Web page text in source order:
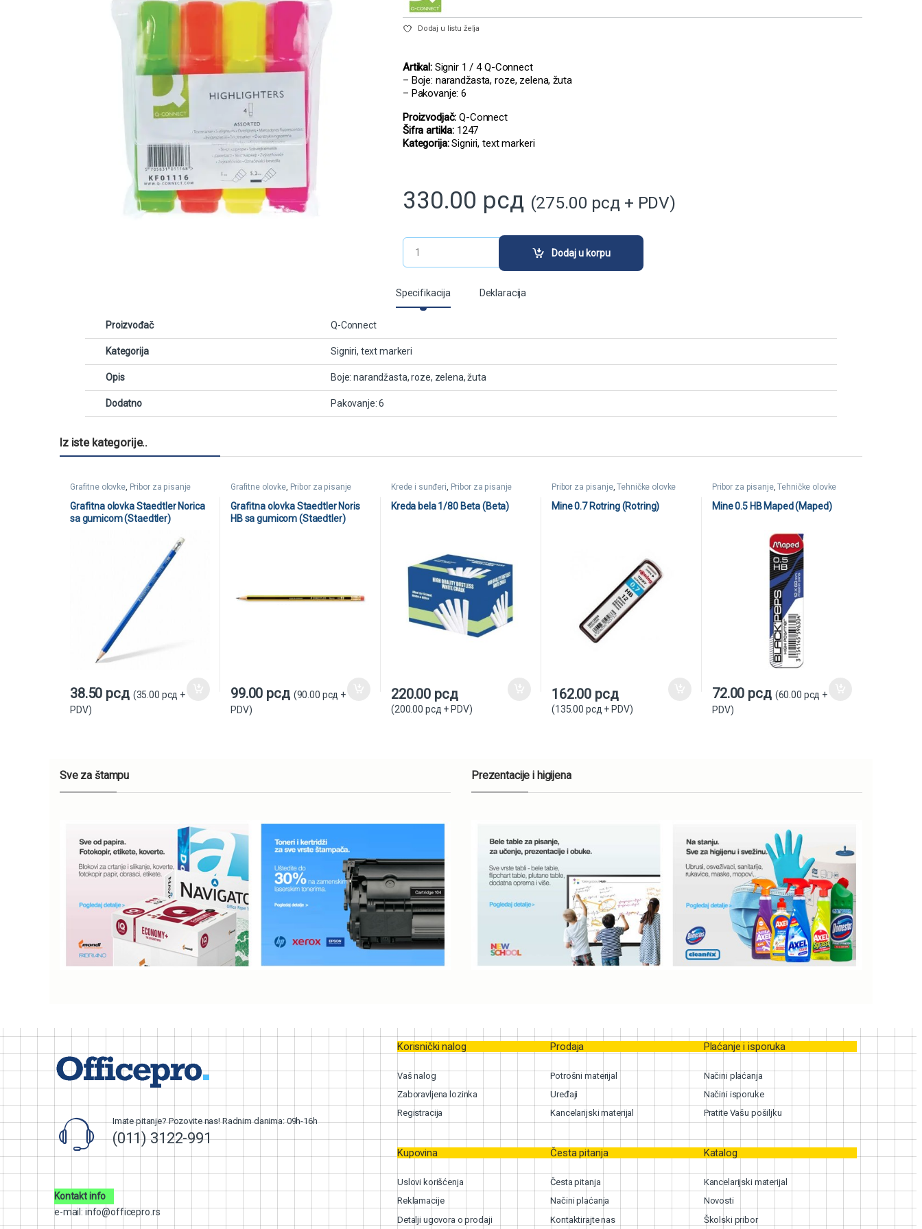
Dodaj u listu želja
Artikal: Signir 1 / 4 Q-Connect
– Boje: narandžasta, roze, zelena, žuta
– Pakovanje: 6
Proizvodjač:Q-Connect
Šifra artikla: 1247
Kategorija:Signiri, text markeri
330.00 рсд (275.00 рсд + PDV)
Signir 1 / 4 Q-Connect (Q-Connect) quantity
Dodaj u korpu
Specifikacija Deklaracija
Proizvođač Q-Connect
Kategorija Signiri, text markeri
Opis Boje: narandžasta, roze, zelena, žuta
Dodatno Pakovanje: 6
Iz iste kategorije..
Grafitne olovke, Pribor za pisanje
Grafitna olovka Staedtler Norica
sa gumicom (Staedtler)
38.50 рсд (35.00 рсд +
PDV)
Grafitne olovke, Pribor za pisanje
Grafitna olovka Staedtler Noris
HB sa gumicom (Staedtler)
99.00 рсд (90.00 рсд +
PDV)
Krede i sunđeri, Pribor za pisanje
Kreda bela 1/80 Beta (Beta)
220.00 рсд
(200.00 рсд + PDV)
Pribor za pisanje,Tehničke olovke
Mine 0.7 Rotring (Rotring)
162.00 рсд
(135.00 рсд + PDV)
Pribor za pisanje,Tehničke olovke
Mine 0.5 HB Maped (Maped)
72.00 рсд (60.00 рсд +
PDV)
Sve za štampu Prezentacije i higijena
Imate pitanje? Pozovite nas! Radnim danima: 09h-16h
(011) 3122-991
Kontakt info
e-mail: info@officepro.rs
Korisnički nalog
Vaš nalog
Zaboravljena lozinka
Registracija
Prodaja
Potrošni materijal
Uređaji
Kancelarijski materijal
Plaćanje i isporuka
Načini plaćanja
Načini isporuke
Pratite Vašu pošiljku
Kupovina
Uslovi korišćenja
Reklamacije
Detalji ugovora o prodaji
Česta pitanja
Česta pitanja
Načini plaćanja
Kontaktirajte nas
Katalog
Kancelarijski materijal
Novosti
Školski pribor